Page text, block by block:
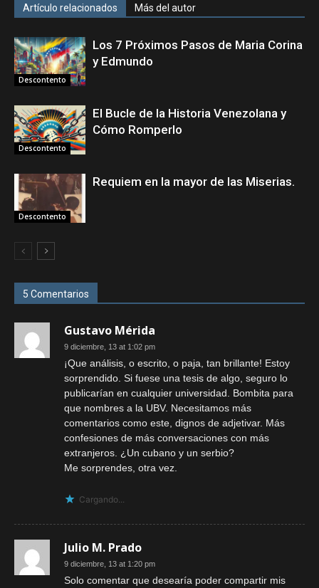
Artículo relacionados Más del autor
Descontento
Los 7 Próximos Pasos de Maria Corina
y Edmundo
Descontento
El Bucle de la Historia Venezolana y
Cómo Romperlo
Descontento
Requiem en la mayor de las Miserias.
5 Comentarios
Gustavo Mérida
9 diciembre, 13 at 1:02 pm
¡Que análisis, o escrito, o paja, tan brillante! Estoy
sorprendido. Si fuese una tesis de algo, seguro lo
publicarían en cualquier universidad. Bombita para
que nombres a la UBV. Necesitamos más
comentarios como este, dignos de adjetivar. Más
confesiones de más conversaciones con más
extranjeros. ¿Un cubano y un serbio?
Me sorprendes, otra vez.
Cargando...
Julio M. Prado
9 diciembre, 13 at 1:20 pm
Solo comentar que desearía poder compartir mis